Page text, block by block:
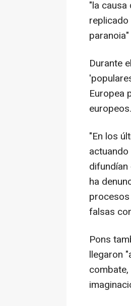
"la causa
Durante
Europea
europeos.
"En los
ha
falsas
Pons
llegaron